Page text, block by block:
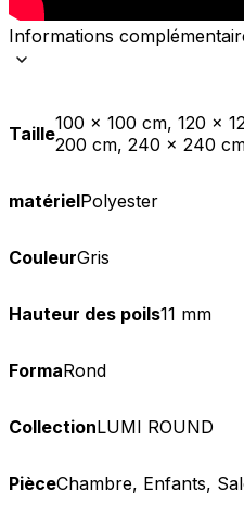
Informations
Taille100 x 100 cm, 120 x
200 cm, 240 x 240
matérielPolyester
CouleurGris
Hauteur des poils11 mm
FormaRond
CollectionLUMI ROUND
PièceChambre, Enfants,